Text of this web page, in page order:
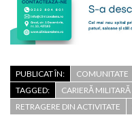
PUBLICAT ÎN:
COMUNITATE
TAGGED:
CARIERĂ MILITARĂ
RETRAGERE DIN ACTIVITATE